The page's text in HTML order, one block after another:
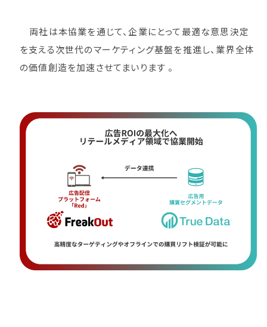
両社は本協業を通じて、企業にとって最適な意思決定
を支える次世代のマーケティング基盤を推進し、業界全体
の価値創造を加速させてまいります 。